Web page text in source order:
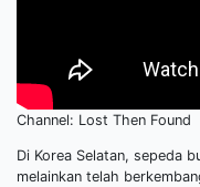
Channel: Lost Then Found
Di Korea Selatan, sepeda
melainkan telah